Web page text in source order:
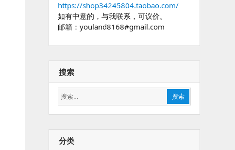
https://shop34245804.taobao.com/
如有中意的，与我联系，可议价。
邮箱：youland8168#gmail.com
搜索
搜
索：
搜索
分类